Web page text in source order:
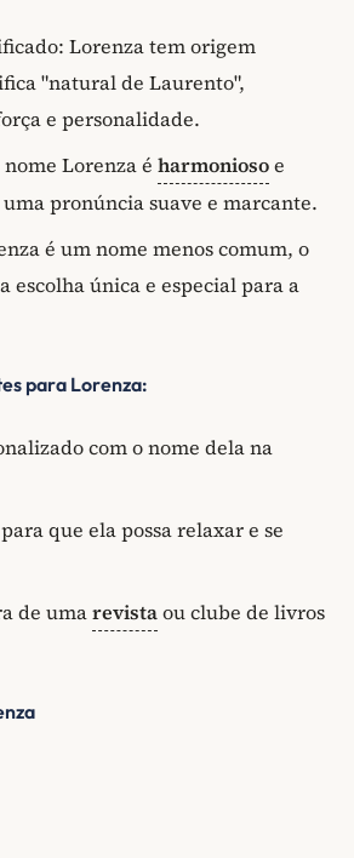
Lorenza tem origem
"natural de Laurento",
e personalidade.
Lorenza é harmoniosoe
pronúncia suave e marcante.
é um nome menos comum, o
escolha única e especial para a
para Lorenza:
com o nome dela na
que ela possa relaxar e se
de umarevistaou clube de livros